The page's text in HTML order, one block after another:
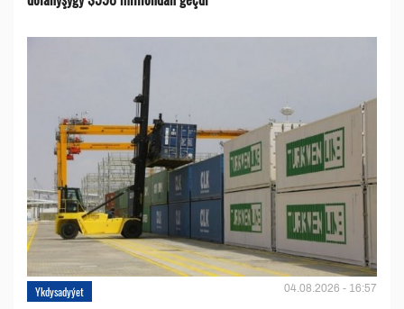
Ykdysadyýet 04.08.2026 - 16:57